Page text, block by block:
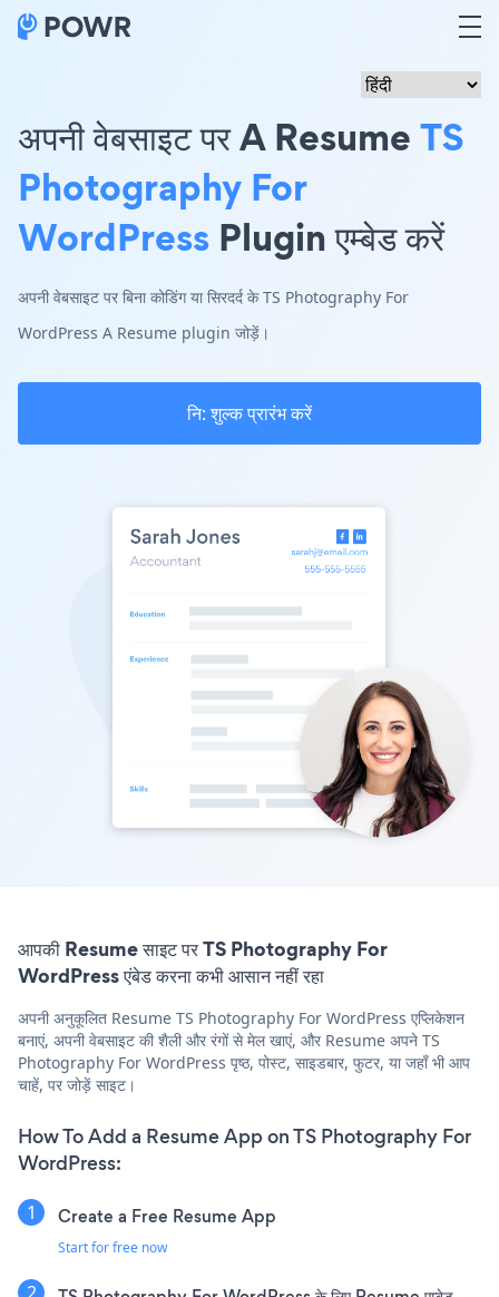
अपनी वेबसाइट पर A ResumeTS
Photography For
WordPress Plugin एम्बेड करें
अपनी वेबसाइट पर बिना कोडिंग या सिरदर्द के TS Photography For
WordPress A Resume plugin जोड़ें।
नि: शुल्क प्रारंभ करें
आपकी Resume साइट पर TS Photography For
WordPress एंबेड करना कभी आसान नहीं रहा
अपनी अनुकूलित Resume TS Photography For WordPress एप्लिकेशन
बनाएं, अपनी वेबसाइट की शैली और रंगों से मेल खाएं, और Resume अपने TS
Photography For WordPress पृष्ठ, पोस्ट, साइडबार, फुटर, या जहाँ भी आप
चाहें, पर जोड़ें साइट।
How To Add a Resume App on TS Photography For
WordPress:
Create a Free Resume App
Start for free now